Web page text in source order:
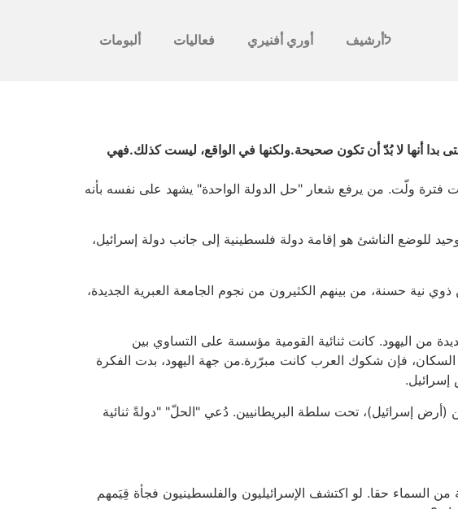
לأرشيف أوري أفنيري فعاليات ألبومات
بدا أنها لا بُدّ أن تكون صحيحة.ولكنها في الواقع، ليست كذلك.فهي
فترة ولّت. من يرفع شعار "حل الدولة الواحدة" يشهد على نفسه بأنه
الأفكار. منذ أن أعلنّا مطلع العام 1949، عقب حرب العام 1948، أنّ الحلّ الوحيد للوضع الناشئ هو إقامة دولة فلسطينية إلى جانب دولة إسرائيل،
نية حسنة، من بينهم الكثيرون من نجوم الجامعة العبرية الجديدة،
من اليهود. كانت ثنائية القومية مؤسسة على التساوي بين
آنذّاك عن نصف عدد السكان، فإن شكوك العرب كانت مبرّرة.من جهة اليهود، بدت الفكرة
إسرائيل)، تحت سلطة البريطانيين. دُعي "الحلّ" "دولةً ثنائية
السماء حقا. لو اكتشف الإسرائيليون والفلسطينيون فجأة قِيَمهم